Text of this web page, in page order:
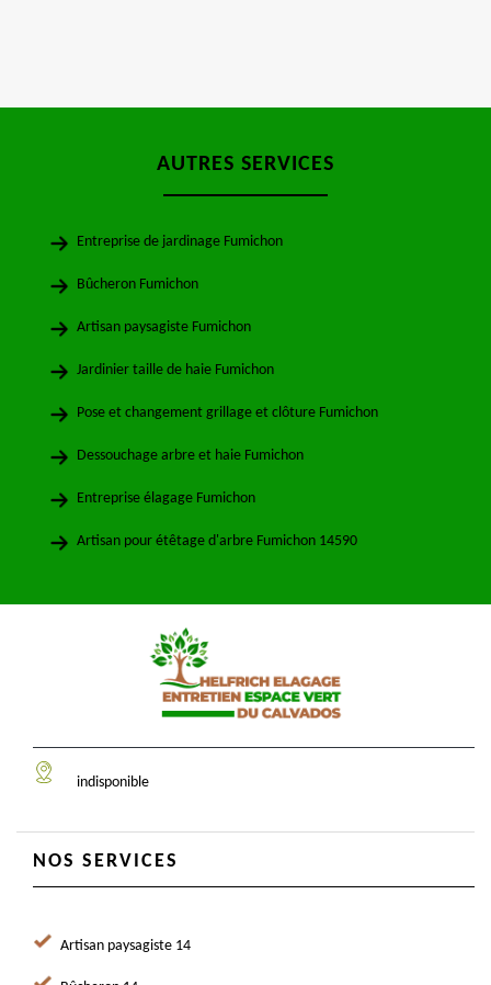
AUTRES SERVICES
Entreprise de jardinage Fumichon
Bûcheron Fumichon
Artisan paysagiste Fumichon
Jardinier taille de haie Fumichon
Pose et changement grillage et clôture Fumichon
Dessouchage arbre et haie Fumichon
Entreprise élagage Fumichon
Artisan pour étêtage d'arbre Fumichon 14590
indisponible
NOS SERVICES
Artisan paysagiste 14